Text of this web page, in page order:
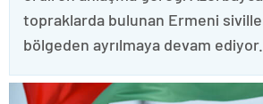
topraklarda bulunan Ermeni
bölgeden ayrılmaya devam ediyor.